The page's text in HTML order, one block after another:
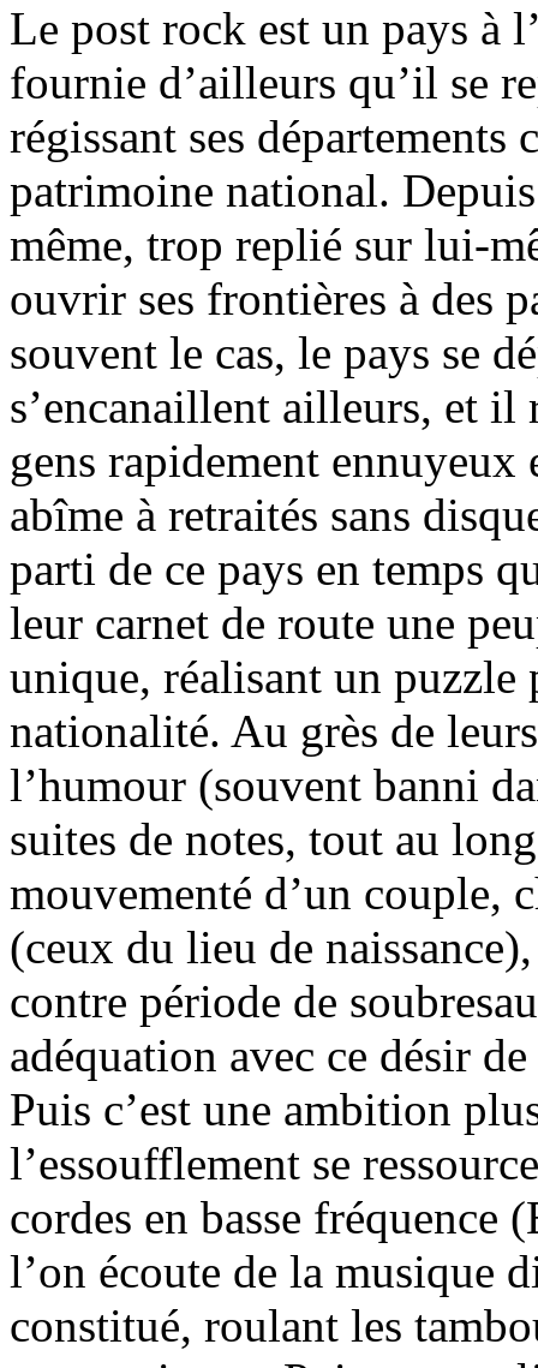
Le post rock est un pays à
fournie d’ailleurs qu’il se
régissant ses départements
patrimoine national.
même, trop replié sur lui-
ouvrir ses frontières à des
souvent le cas, le pays se
s’encanaillent ailleurs, et il
gens rapidement ennuyeux
abîme à retraités sans
parti de ce pays en temps
leur carnet de route une
unique, réalisant un
nationalité. Au grès de
l’humour (souvent banni
suites de notes, tout au
mouvementé d’un couple,
(ceux du lieu de
contre période de
adéquation avec ce désir
Puis c’est une ambition
l’essoufflement se
cordes en basse fréquence
l’on écoute de la musique
constitué, roulant les